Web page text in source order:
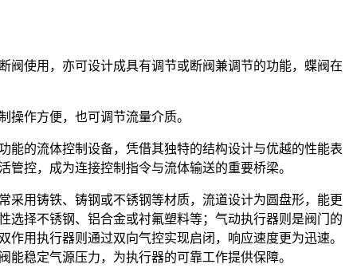
阀使用，亦可设计成具有调节或断阀兼调节的功能，蝶阀在
作方便，也可调节流量介质。
能的流体控制设备，凭借其独特的结构设计与优越的性能表
控，成为连接控制指令与流体输送的重要桥梁。
用铸铁、铸钢或不锈钢等材质，流道设计为圆盘形，能更
选择不锈钢、铝合金或衬氟塑料等；气动执行器则是阀门的
用执行器则通过双向气控实现启闭，响应速度更为迅速。
稳定气源压力，为执行器的可靠工作提供保障。